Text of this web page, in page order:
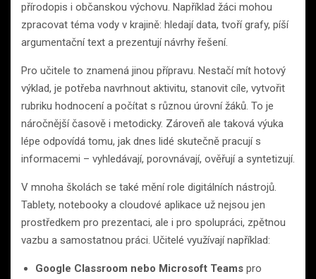
přírodopis i občanskou výchovu. Například žáci mohou
zpracovat téma vody v krajině: hledají data, tvoří grafy, píší
argumentační text a prezentují návrhy řešení.
Pro učitele to znamená jinou přípravu. Nestačí mít hotový
výklad, je potřeba navrhnout aktivitu, stanovit cíle, vytvořit
rubriku hodnocení a počítat s různou úrovní žáků. To je
náročnější časově i metodicky. Zároveň ale taková výuka
lépe odpovídá tomu, jak dnes lidé skutečně pracují s
informacemi – vyhledávají, porovnávají, ověřují a syntetizují.
V mnoha školách se také mění role digitálních nástrojů.
Tablety, notebooky a cloudové aplikace už nejsou jen
prostředkem pro prezentaci, ale i pro spolupráci, zpětnou
vazbu a samostatnou práci. Učitelé využívají například:
Google Classroom nebo Microsoft Teams pro